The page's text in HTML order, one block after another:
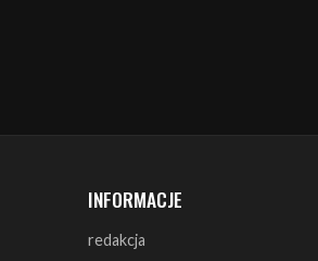
INFORMACJE
redakcja